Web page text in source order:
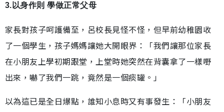
3.以身作則 學做正常父母
家長對孩子呵護備至，呂校長見怪不怪，但早前幼稚園收
了一個學生，孩子媽媽讓她大開眼界：「我們讓那位家長
在小朋友上學初期跟堂，上堂時她突然在背囊拿了一樣嘢
出來，嚇了我們一跳，竟然是一個痰罐。」
以為這已是全日爆點，誰知小息時又有事發生：「小朋友